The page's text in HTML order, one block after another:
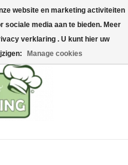
website en marketing activiteiten
media aan te bieden. Meer
verklaring . U kunt hier uw
Manage cookies